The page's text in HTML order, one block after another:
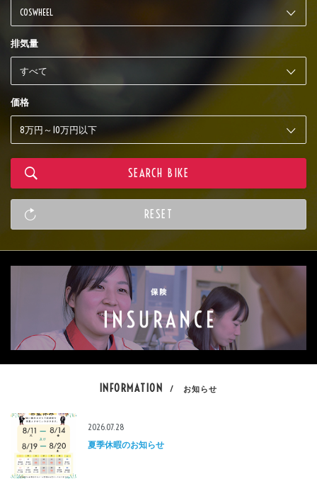
排気量
価格
INFORMATION / お知らせ
2026.07.28
夏季休暇のお知らせ